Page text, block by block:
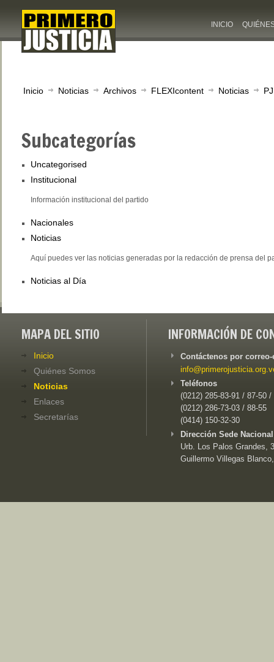
INICIO
Inicio Noticias Archivos FLEXIcontent Noticias
Subcategorías
Uncategorised
Institucional
Información institucional del partido
Nacionales
Noticias
Aquí puedes ver las noticias generadas por la redacción de prensa del
Noticias al Día
MAPA DEL SITIO
Inicio
Quiénes Somos
Noticias
Enlaces
Secretarías
INFORMACIÓN DE
Contáctenos por
Teléfonos
(0212) 285-83-91 / 87-50 /
(0212) 286-73-03 / 88-55
(0414) 150-32-30
Dirección Sede
Urb. Los Palos Grandes,
Guillermo Villegas